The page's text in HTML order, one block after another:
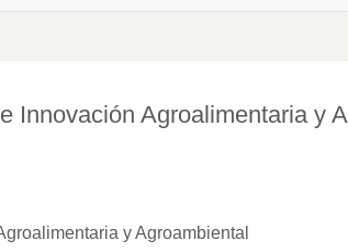
Innovación Agroalimentaria y
y Agroambiental